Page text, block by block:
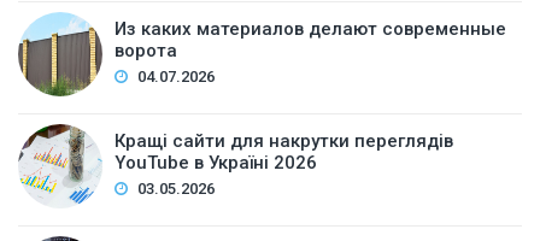
Из каких материалов делают современные
ворота
04.07.2026
Кращі сайти для накрутки переглядів
YouTube в Україні 2026
03.05.2026